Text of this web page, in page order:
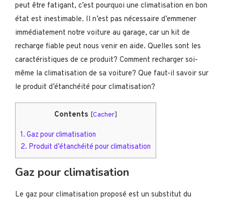
peut être fatigant, c’est pourquoi une climatisation en bon
état est inestimable. Il n’est pas nécessaire d’emmener
immédiatement notre voiture au garage, car un kit de
recharge fiable peut nous venir en aide. Quelles sont les
caractéristiques de ce produit? Comment recharger soi-
même la climatisation de sa voiture? Que faut-il savoir sur
le produit d’étanchéité pour climatisation?
Contents [Cacher]
1. Gaz pour climatisation
2. Produit d’étanchéité pour climatisation
Gaz pour climatisation
Le gaz pour climatisation proposé est un substitut du